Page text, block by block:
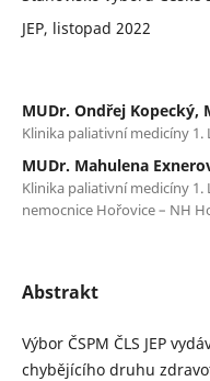
JEP, listopad 2022
MUDr. Ondřej Kopecký,
Klinika paliativní medicíny 1.
MUDr. Mahulena
Klinika paliativní medicíny 1.
nemocnice Hořovice – NH
Abstrakt
Výbor ČSPM ČLS JEP
chybějícího druhu